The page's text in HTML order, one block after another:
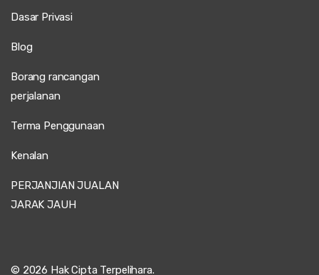
Dasar Privasi
Blog
Borang rancangan
perjalanan
Terma Penggunaan
Kenalan
PERJANJIAN JUALAN
JARAK JAUH
© 2026 Hak Cipta Terpelihara.